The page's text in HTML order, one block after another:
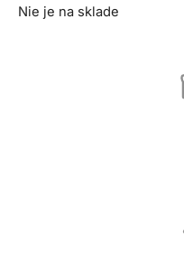
Nie je na sklade